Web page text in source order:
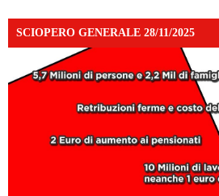
SCIOPERO GENERALE 28/11/2025